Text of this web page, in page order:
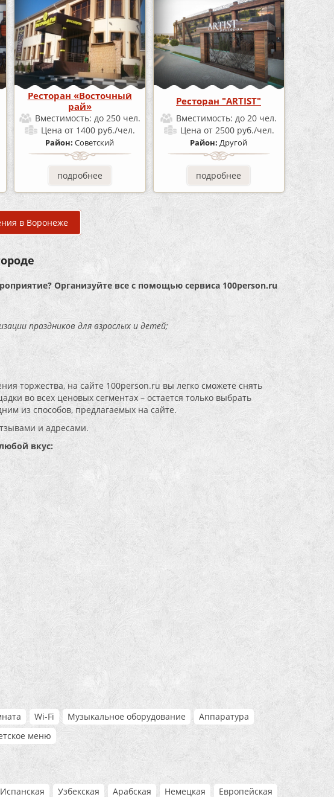
Ресторан «Восточный
рай»
Вместимость: до 250 чел.
Ценаот 1400 руб./чел.
Район:Советский
подробнее
Ресторан "ARTIST"
Вместимость: до 20 чел.
Цена от 2500 руб./чел.
Район:Другой
подробнее
в Воронеже
Организуйте все с помощью сервиса 100person.ru
праздников для взрослых и детей;
торжества, на сайте 100person.ru вы легко сможете снять
во всех ценовых сегментах – остается только выбрать
из способов, предлагаемых на сайте.
и адресами.
вкус:
Wi-Fi Музыкальное оборудование
Аппаратура
меню
Испанская Узбекская Арабская Немецкая Европейская